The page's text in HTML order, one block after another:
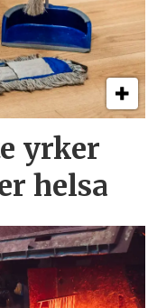
yrker
helsa